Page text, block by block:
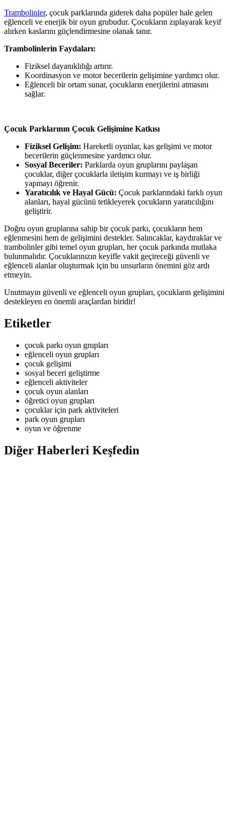
Trambolinler, çocuk parklarında giderek daha popüler hale gelen
eğlenceli ve enerjik bir oyun grubudur. Çocukların zıplayarak keyif
alırken kaslarını güçlendirmesine olanak tanır.
Trambolinlerin Faydaları:
Fiziksel dayanıklılığı artırır.
Koordinasyon ve motor becerilerin gelişimine yardımcı olur.
Eğlenceli bir ortam sunar, çocukların enerjilerini atmasını
sağlar.
Çocuk Parklarının Çocuk Gelişimine Katkısı
Fiziksel Gelişim: Hareketli oyunlar, kas gelişimi ve motor
becerilerin güçlenmesine yardımcı olur.
Sosyal Beceriler: Parklarda oyun gruplarını paylaşan
çocuklar, diğer çocuklarla iletişim kurmayı ve iş birliği
yapmayı öğrenir.
Yaratıcılık ve Hayal Gücü: Çocuk parklarındaki farklı oyun
alanları, hayal gücünü tetikleyerek çocukların yaratıcılığını
geliştirir.
Doğru oyun gruplarına sahip bir çocuk parkı, çocukların hem
eğlenmesini hem de gelişimini destekler. Salıncaklar, kaydıraklar ve
trambolinler gibi temel oyun grupları, her çocuk parkında mutlaka
bulunmalıdır. Çocuklarınızın keyifle vakit geçireceği güvenli ve
eğlenceli alanlar oluşturmak için bu unsurların önemini göz ardı
etmeyin.
Unutmayın güvenli ve eğlenceli oyun grupları, çocukların gelişimini
destekleyen en önemli araçlardan biridir!
Etiketler
çocuk parkı oyun grupları
eğlenceli oyun grupları
çocuk gelişimi
sosyal beceri geliştirme
eğlenceli aktiviteler
çocuk oyun alanları
öğretici oyun grupları
çocuklar için park aktiviteleri
park oyun grupları
oyun ve öğrenme
Diğer Haberleri Keşfedin